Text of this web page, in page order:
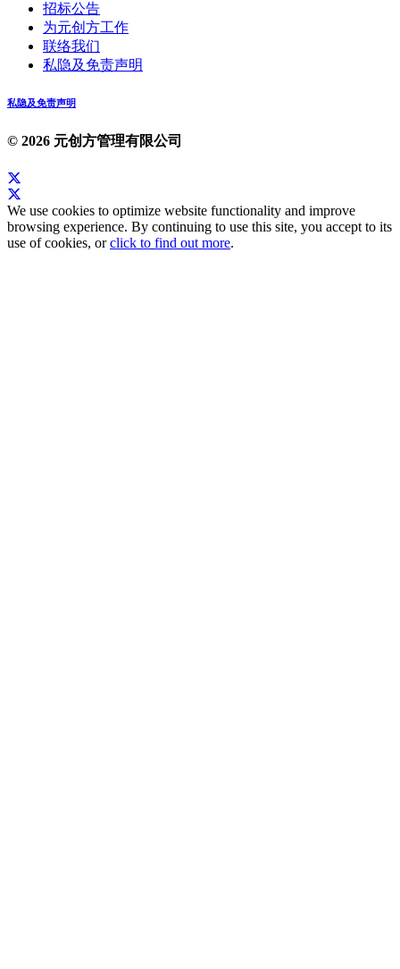
招标公告
为元创方工作
联络我们
私隐及免责声明
私隐及免责声明
© 2026 元创方管理有限公司
We use cookies to optimize website functionality and improve
browsing experience. By continuing to use this site, you accept to its
use of cookies, orclick to find out more.